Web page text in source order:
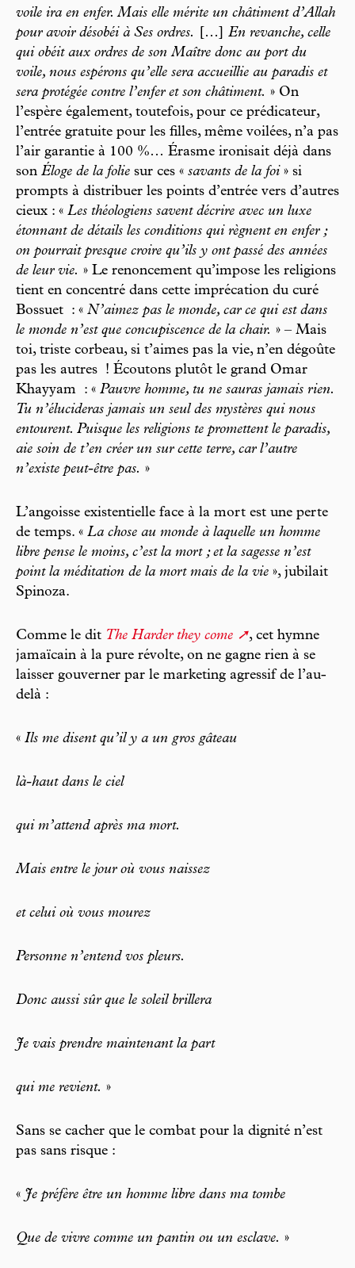
voile ira en enfer. Mais elle mérite un châtiment d’Allah
pour avoir désobéi à Ses ordres.
[…]
En revanche, celle
qui obéit aux ordres de son Maître donc au port du
voile, nous espérons qu’elle sera accueillie au paradis et
sera protégée contre l’enfer et son châtiment. » On
l’espère également, toutefois, pour ce prédicateur,
l’entrée gratuite pour les filles, même voilées, n’a pas
l’air garantie à 100 %… Érasme ironisait déjà dans
son Éloge de la folie sur ces « savants de la foi » si
prompts à distribuer les points d’entrée vers d’autres
cieux : « Les théologiens savent décrire avec un luxe
étonnant de détails les conditions qui règnent en enfer ;
on pourrait presque croire qu’ils y ont passé des années
de leur vie. » Le renoncement qu’impose les religions
tient en concentré dans cette imprécation du curé
Bossuet : « N’aimez pas le monde, car ce qui est dans
le monde n’est que concupiscence de la chair. » – Mais
toi, triste corbeau, si t’aimes pas la vie, n’en dégoûte
pas les autres ! Écoutons plutôt le grand Omar
Khayyam : « Pauvre homme, tu ne sauras jamais rien.
Tu n’élucideras jamais un seul des mystères qui nous
entourent. Puisque les religions te promettent le paradis,
aie soin de t’en créer un sur cette terre, car l’autre
n’existe peut-être pas. »
L’angoisse existentielle face à la mort est une perte
de temps. « La chose au monde à laquelle un homme
libre pense le moins, c’est la mort ; et la sagesse n’est
point la méditation de la mort mais de la vie », jubilait
Spinoza.
Comme le dit The Harder they come
, cet hymne
jamaïcain à la pure révolte, on ne gagne rien à se
laisser gouverner par le marketing agressif de l’au-
delà :
« Ils me disent qu’il y a un gros gâteau
là-haut dans le ciel
qui m’attend après ma mort.
Mais entre le jour où vous naissez
et celui où vous mourez
Personne n’entend vos pleurs.
Donc aussi sûr que le soleil brillera
Je vais prendre maintenant la part
qui me revient. »
Sans se cacher que le combat pour la dignité n’est
pas sans risque :
« Je préfère être un homme libre dans ma tombe
Que de vivre comme un pantin ou un esclave. »